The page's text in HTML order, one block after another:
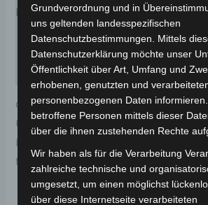
Beschreibung
Produktsicherheit
Rezensionen (0)
Original-Ersatzteil für den Elektro-
Unterer kot für optimale
Haltbarkeit. Weitere Informationen
findest du hier:
Volta Motor Elektro-
Grundverordnung und in
uns geltenden landesspezifischen
Datenschutzbestimmungen. Mittels
Datenschutzerklärung möchte unser
Öffentlichkeit über Art, Umfang und
erhobenen, genutzten und
personenbezogenen Daten
betroffene Personen mittels dieser
über die ihnen zustehenden Rechte
Wir haben als für die Verarbeitung
zahlreiche technische und
umgesetzt, um einen möglichst
über diese Internetseite verarbeiteten